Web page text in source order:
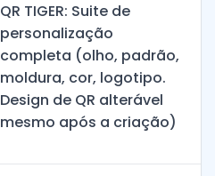
QR TIGER: Suite de
personalização
completa (olho, padrão,
moldura, cor, logotipo.
Design de QR alterável
mesmo após a criação)